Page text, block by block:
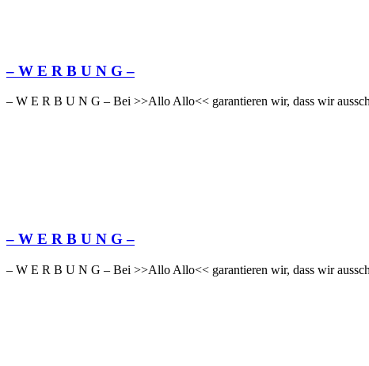
– W Ε R Β U Ν G –
– W Ε R Β U Ν G – Bei >>Allo Allo<< garantieren wir, dass wir
– W Ε R Β U Ν G –
– W Ε R Β U Ν G – Bei >>Allo Allo<< garantieren wir, dass wir